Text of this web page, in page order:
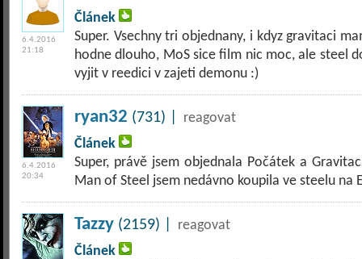
6.4.2016
21:18
Článek
Super. Vsechny tri objednany, i kdyz gravitaci
hodne dlouho, MoS sice film nic moc, ale steel
vyjit v reedici v zajeti demonu :)
6.4.2016
20:34
ryan32 (731) |
reagovat
Článek
Super, právě jsem objednala Počátek a
Man of Steel jsem nedávno koupila ve steelu na
Tazzy (2159) |
reagovat
Článek